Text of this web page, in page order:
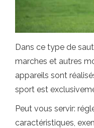
Dans ce type de
marches et autres
appareils sont
sport est
Peut vous servir:
caractéristiques,